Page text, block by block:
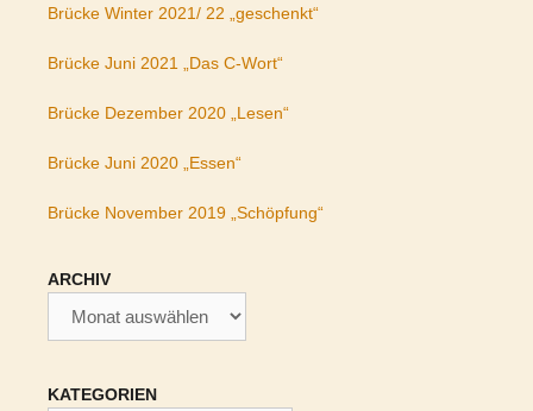
Brücke Winter 2021/ 22 „geschenkt“
Brücke Juni 2021 „Das C-Wort“
Brücke Dezember 2020 „Lesen“
Brücke Juni 2020 „Essen“
Brücke November 2019 „Schöpfung“
ARCHIV
KATEGORIEN